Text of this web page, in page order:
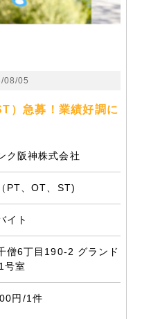
08/05
）急募！業績好調に
ク阪神株式会社
PT、OT、ST)
イト
僧6丁目190-2 グランド
号室
円/1件